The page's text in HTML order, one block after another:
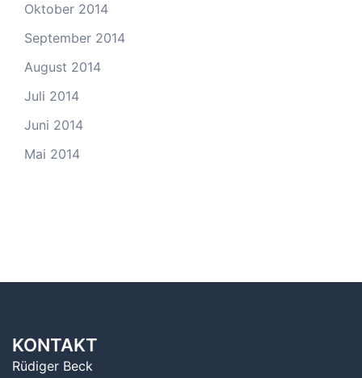
Oktober 2014
September 2014
August 2014
Juli 2014
Juni 2014
Mai 2014
KONTAKT
Rüdiger Beck